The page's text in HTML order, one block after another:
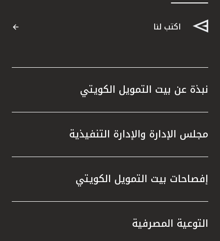
اكتب لنا
نبذة عن بيت التمويل الكويتي
مجلس الإدارة والإدارة التنفيذية
إفصاحات بيت التمويل الكويتي
التوعية المصرفية